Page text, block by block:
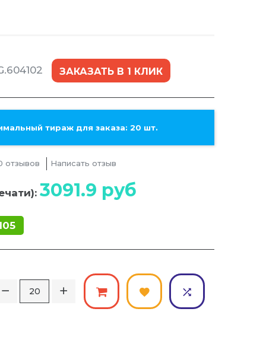
ЗАКАЗАТЬ В 1 КЛИК
тираж для заказа: 20 шт.
отзывов Написать отзыв
3091.9 руб